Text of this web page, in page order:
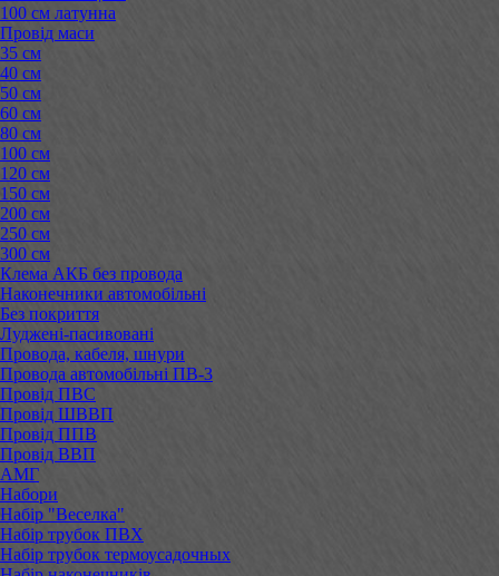
100 см латунна
Провід маси
35 см
40 см
50 см
60 см
80 см
100 см
120 см
150 см
200 см
250 см
300 см
Клема АКБ без провода
Наконечники автомобільні
Без покриття
Луджені-пасивовані
Провода, кабеля, шнури
Провода автомобільні ПВ-3
Провід ПВС
Провід ШВВП
Провід ППВ
Провід ВВП
АМГ
Набори
Набір "Веселка"
Набір трубок ПВХ
Набір трубок термоусадочных